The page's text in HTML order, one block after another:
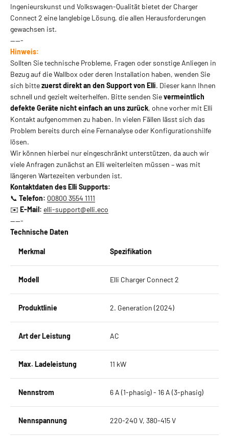
Ingenieurskunst und Volkswagen-Qualität bietet der Charger
Connect 2 eine langlebige Lösung, die allen Herausforderungen
gewachsen ist.
-----
Hinweis:
Sollten Sie technische Probleme, Fragen oder sonstige Anliegen in
Bezug auf die Wallbox oder deren Installation haben, wenden Sie
sich bittezuerst direkt an den Support von Elli. Dieser kann Ihnen
schnell und gezielt weiterhelfen. Bitte senden Sievermeintlich
defekte Geräte nicht einfach an uns zurück, ohne vorher mit Elli
Kontakt aufgenommen zu haben. In vielen Fällen lässt sich das
Problem bereits durch eine Fernanalyse oder Konfigurationshilfe
lösen.
Wir können hierbei nur eingeschränkt unterstützen, da auch wir
viele Anfragen zunächst an Elli weiterleiten müssen – was mit
längeren Wartezeiten verbunden ist.
Kontaktdaten des Elli Supports:
📞 Telefon: 00800 3554 1111
✉️ E-Mail: elli-support@elli.eco
-----
Technische Daten
Merkmal Spezifikation
Modell Elli Charger Connect 2
Produktlinie 2. Generation (2024)
Art der Leistung AC
Max. Ladeleistung 11 kW
Nennstrom 6 A (1-phasig) - 16 A (3-phasig)
Nennspannung 220-240 V, 380-415 V